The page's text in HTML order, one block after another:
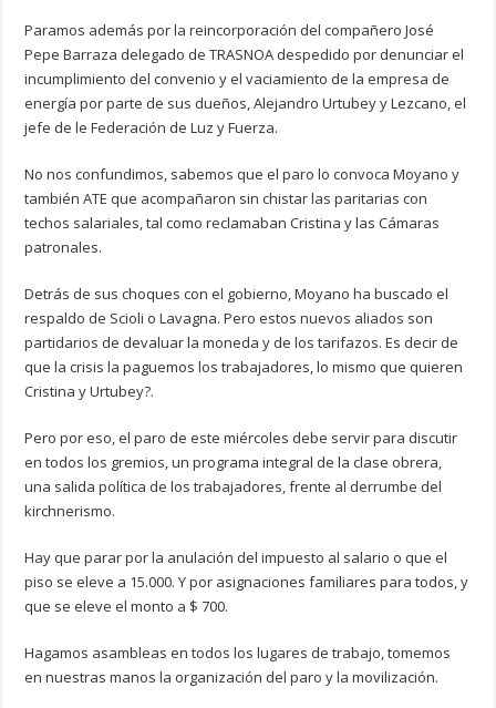
Paramos además por la reincorporación del compañero José
Pepe Barraza delegado de TRASNOA despedido por denunciar el
incumplimiento del convenio y el vaciamiento de la empresa de
energía por parte de sus dueños, Alejandro Urtubey y Lezcano, el
jefe de le Federación de Luz y Fuerza.
No nos confundimos, sabemos que el paro lo convoca Moyano y
también ATE que acompañaron sin chistar las paritarias con
techos salariales, tal como reclamaban Cristina y las Cámaras
patronales.
Detrás de sus choques con el gobierno, Moyano ha buscado el
respaldo de Scioli o Lavagna. Pero estos nuevos aliados son
partidarios de devaluar la moneda y de los tarifazos. Es decir de
que la crisis la paguemos los trabajadores, lo mismo que quieren
Cristina y Urtubey?.
Pero por eso, el paro de este miércoles debe servir para discutir
en todos los gremios, un programa integral de la clase obrera,
una salida política de los trabajadores, frente al derrumbe del
kirchnerismo.
Hay que parar por la anulación del impuesto al salario o que el
piso se eleve a 15.000. Y por asignaciones familiares para todos, y
que se eleve el monto a $ 700.
Hagamos asambleas en todos los lugares de trabajo, tomemos
en nuestras manos la organización del paro y la movilización.